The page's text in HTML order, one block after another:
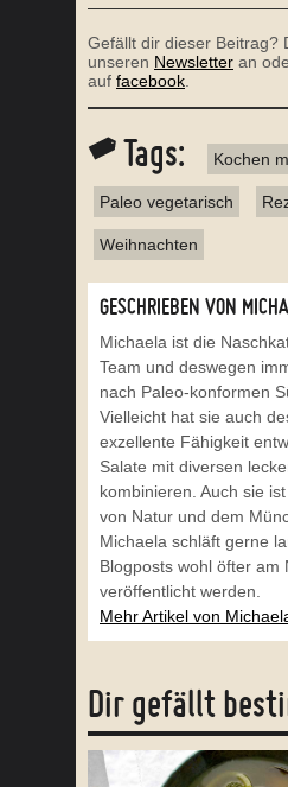
Gefällt dir dieser Beitrag?
unseren Newsletter an
auf facebook
Tags: Kochen
Paleo vegetarisch
Weihnachten
GESCHRIEBEN VON
Michaela ist die
Team und deswegen
nach Paleo-konformen
Vielleicht hat sie auch
exzellente Fähigkeit
Salate mit diversen
kombinieren. Auch sie
von Natur und dem
Michaela schläft gerne
Blogposts wohl öfter am
veröffentlicht werden.
Mehr Artikel von
Dir gefällt